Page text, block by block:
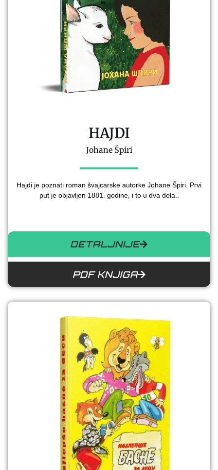
HAJDI
Johane Špiri
Hajdi je poznati roman švajcarske autorke Johane Špiri. Prvi
put je objavljen 1881. godine, i to u dva dela..
DETALJNIJE
PDF KNJIGA